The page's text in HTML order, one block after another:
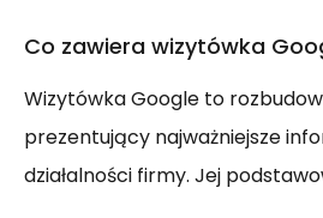
Co zawiera wizytówka
Wizytówka Google to
prezentujący najważniejsze
działalności firmy. Jej